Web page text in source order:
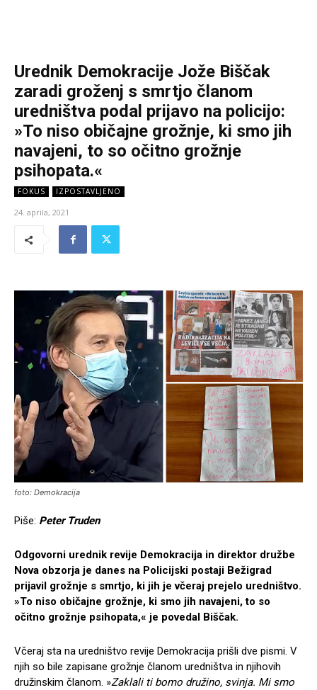
Urednik Demokracije Jože Biščak
zaradi groženj s smrtjo članom
uredništva podal prijavo na policijo:
»To niso običajne grožnje, ki smo jih
navajeni, to so očitno grožnje
psihopata.«
FOKUS IZPOSTAVLJENO
24. aprila, 2021
foto: Demokracija
Piše: Peter Truden
Odgovorni urednik revije Demokracija in direktor družbe
Nova obzorja je danes na Policijski postaji Bežigrad
prijavil grožnje s smrtjo, ki jih je včeraj prejelo uredništvo.
»To niso običajne grožnje, ki smo jih navajeni, to so
očitno grožnje psihopata,« je povedal Biščak.
Včeraj sta na uredništvo revije Demokracija prišli dve pismi. V
njih so bile zapisane grožnje članom uredništva in njihovih
družinskim članom. »Zaklali ti bomo družino, svinja. Mi smo